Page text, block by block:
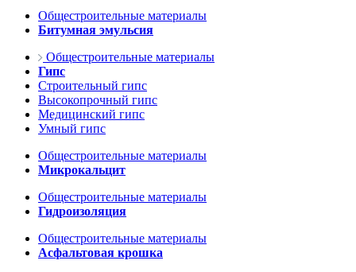
Общестроительные материалы
Битумная эмульсия
Общестроительные материалы
Гипс
Строительный гипс
Высокопрочный гипс
Медицинский гипс
Умный гипс
Общестроительные материалы
Микрокальцит
Общестроительные материалы
Гидроизоляция
Общестроительные материалы
Асфальтовая крошка